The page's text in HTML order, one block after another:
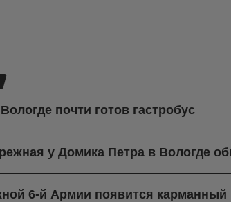
почти готов гастробус
у Домика Петра в Вологде
6-й Армии появится карманный